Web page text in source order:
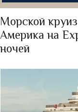
Морской
Америка на
ночей